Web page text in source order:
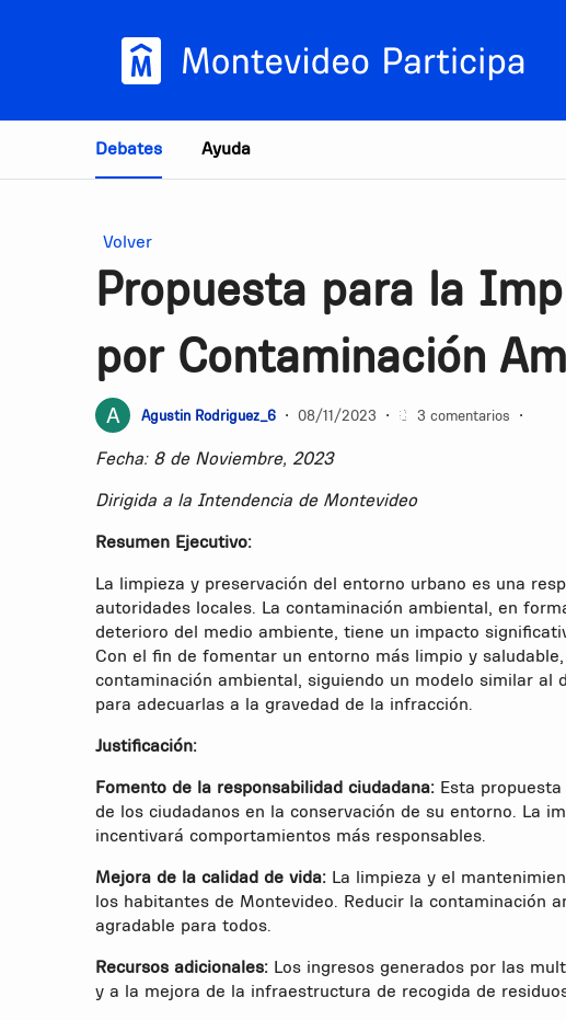
Debates Ayuda
Volver
Propuesta para la
por Contaminación
Agustin Rodriguez_6 • 08/11/2023 • 3 comentarios •
Fecha: 8 de Noviembre, 2023
Dirigida a la Intendencia de Montevideo
Resumen Ejecutivo:
La limpieza y preservación del entorno urbano es una
autoridades locales. La contaminación ambiental, en
deterioro del medio ambiente, tiene un impacto
Con el fin de fomentar un entorno más limpio y
contaminación ambiental, siguiendo un modelo similar
para adecuarlas a la gravedad de la infracción.
Justificación:
Fomento de la responsabilidad ciudadana: Esta
de los ciudadanos en la conservación de su entorno. La
incentivará comportamientos más responsables.
Mejora de la calidad de vida: La limpieza y el
los habitantes de Montevideo. Reducir la contaminación
agradable para todos.
Recursos adicionales: Los ingresos generados por las
y a la mejora de la infraestructura de recogida de